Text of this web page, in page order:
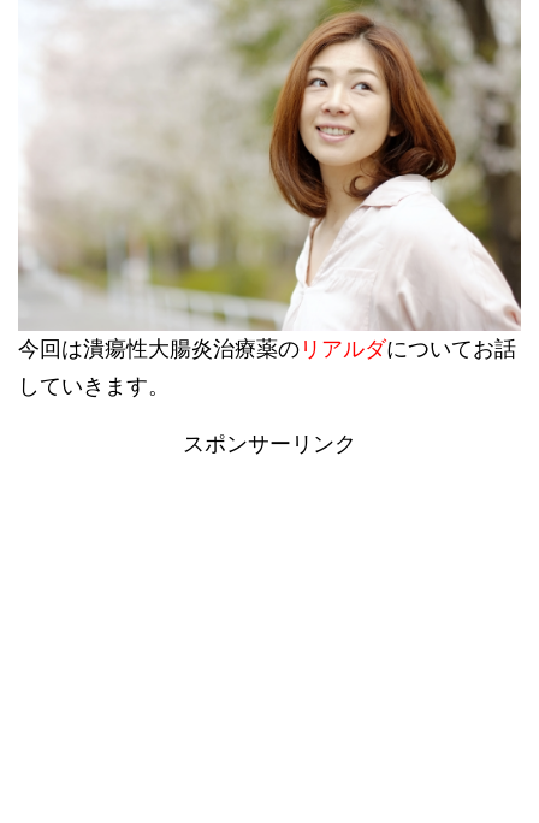
今回は潰瘍性大腸炎治療薬の リアルダについてお話
していきます。
スポンサーリンク